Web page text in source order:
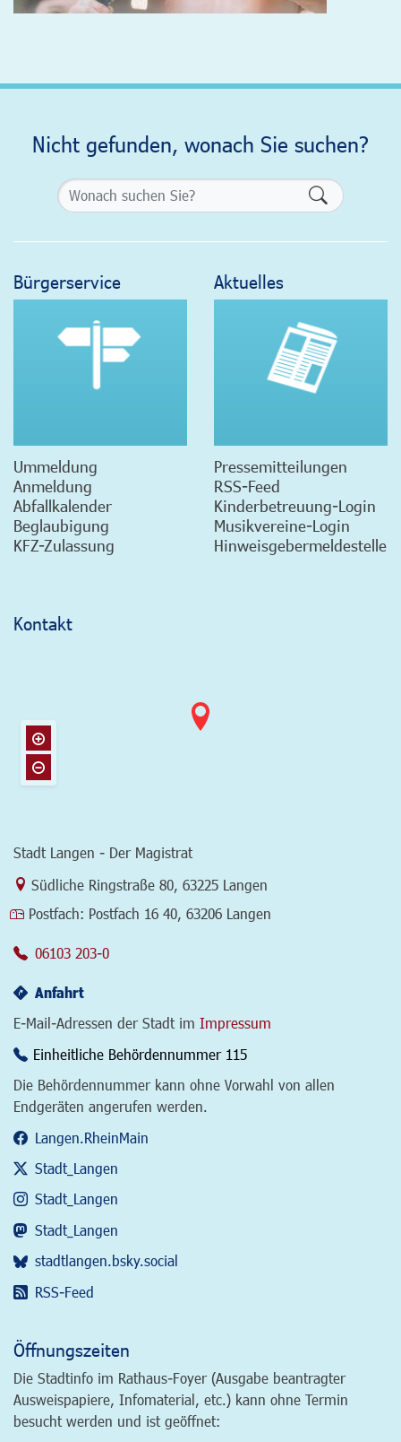
Nicht gefunden, wonach Sie suchen?
Bürgerservice
Ummeldung
Anmeldung
Abfallkalender
Beglaubigung
KFZ-Zulassung
Aktuelles
Pressemitteilungen
RSS-Feed
Kinderbetreuung-Login
Musikvereine-Login
Hinweisgebermeldestelle
Kontakt
Stadt Langen - Der Magistrat
Link zur Google-Maps Navigation
Südliche Ringstraße 80, 63225 Langen
Postfach: Postfach 16 40, 63206 Langen
06103 203-0
Anfahrt
E-Mail-Adressen der Stadt im Impressum
Einheitliche Behördennummer 115
Die Behördennummer kann ohne Vorwahl von allen
Endgeräten angerufen werden.
Langen.RheinMain
Stadt_Langen
Stadt_Langen
Stadt_Langen
stadtlangen.bsky.social
RSS-Feed
Öffnungszeiten
Die Stadtinfo im Rathaus-Foyer (Ausgabe beantragter
Ausweispapiere, Infomaterial, etc.) kann ohne Termin
besucht werden und ist geöffnet: